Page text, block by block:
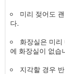
미리 젖어도
다.
화장실은 미
에 화장실이 없습
지각할 경우